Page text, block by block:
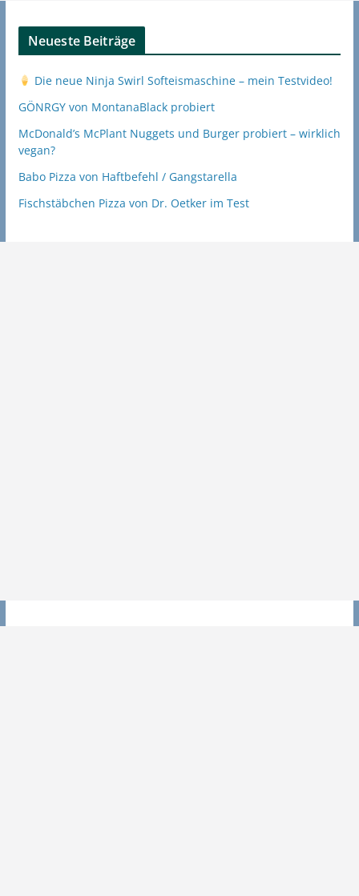
Neueste Beiträge
Die neue Ninja Swirl Softeismaschine – mein Testvideo!
GÖNRGY von MontanaBlack probiert
McDonald’s McPlant Nuggets und Burger probiert – wirklich
vegan?
Babo Pizza von Haftbefehl / Gangstarella
Fischstäbchen Pizza von Dr. Oetker im Test